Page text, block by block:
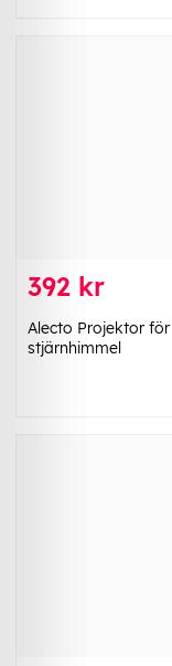
392 kr
Alecto Projektor för
stjärnhimmel